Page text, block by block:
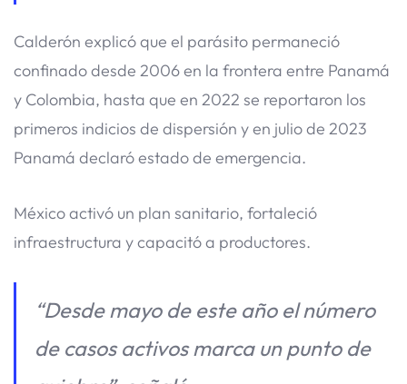
Calderón explicó que el parásito permaneció
confinado desde 2006 en la frontera entre Panamá
y Colombia, hasta que en 2022 se reportaron los
primeros indicios de dispersión y en julio de 2023
Panamá declaró estado de emergencia.
México activó un plan sanitario, fortaleció
infraestructura y capacitó a productores.
“Desde mayo de este año el número
de casos activos marca un punto de